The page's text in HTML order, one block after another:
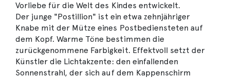
Vorliebe für die Welt des Kindes entwickelt.
Der junge "Postillion" ist ein etwa zehnjähriger
Knabe mit der Mütze eines Postbediensteten auf
dem Kopf. Warme Töne bestimmen die
zurückgenommene Farbigkeit. Effektvoll setzt der
Künstler die Lichtakzente: den einfallenden
Sonnenstrahl, der sich auf dem Kappenschirm